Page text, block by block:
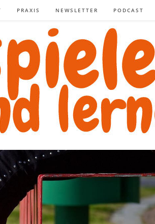
PRAXIS NEWSLETTER PODCAST